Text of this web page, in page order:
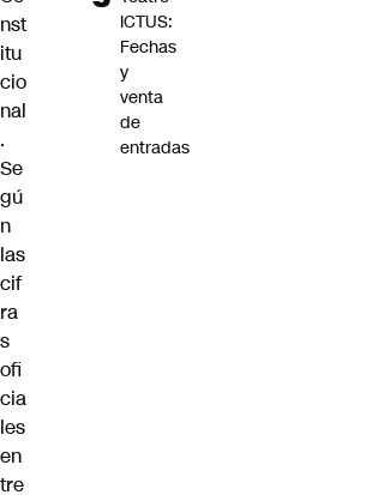
nst
itu
cio
nal
.
Se
gú
n
las
cif
ra
s
ofi
cia
les
en
tre
ICTUS:
Fechas
y
venta
de
entradas